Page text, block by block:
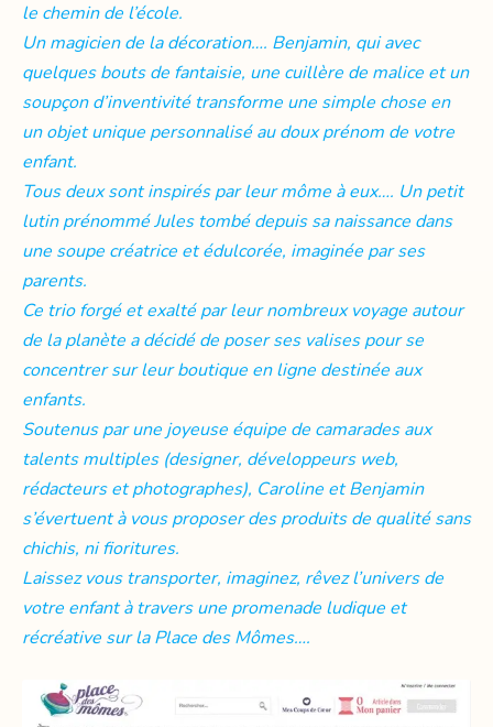
le chemin de l’école.
Un magicien de la décoration…. Benjamin, qui avec
quelques bouts de fantaisie, une cuillère de malice et un
soupçon d’inventivité transforme une simple chose en
un objet unique personnalisé au doux prénom de votre
enfant.
Tous deux sont inspirés par leur môme à eux…. Un petit
lutin prénommé Jules tombé depuis sa naissance dans
une soupe créatrice et édulcorée, imaginée par ses
parents.
Ce trio forgé et exalté par leur nombreux voyage autour
de la planète a décidé de poser ses valises pour se
concentrer sur leur boutique en ligne destinée aux
enfants.
Soutenus par une joyeuse équipe de camarades aux
talents multiples (designer, développeurs web,
rédacteurs et photographes), Caroline et Benjamin
s’évertuent à vous proposer des produits de qualité sans
chichis, ni fioritures.
Laissez vous transporter, imaginez, rêvez l’univers de
votre enfant à travers une promenade ludique et
récréative sur la Place des Mômes….